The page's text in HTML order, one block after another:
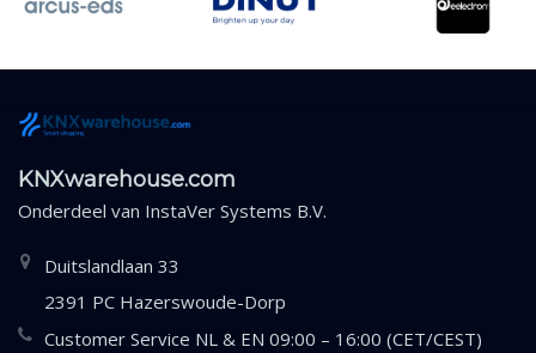
KNXwarehouse.com
Onderdeel van InstaVer Systems B.V.
Duitslandlaan 33
2391 PC Hazerswoude-Dorp
Customer Service NL & EN 09:00 – 16:00 (CET/CEST)